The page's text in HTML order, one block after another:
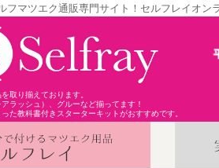
フマツエク通販専門サイト！セルフレイオン
取り揃えております。
ラッシュ）、グルーなど揃ってます！
た教科書付きスターターキットがおすすめです。